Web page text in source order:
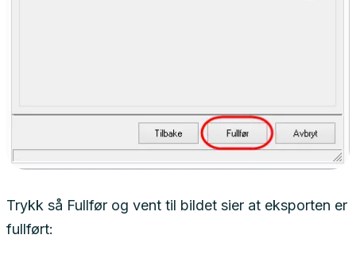
Trykk så Fullfør og vent til bildet sier at eksporten er
fullført: